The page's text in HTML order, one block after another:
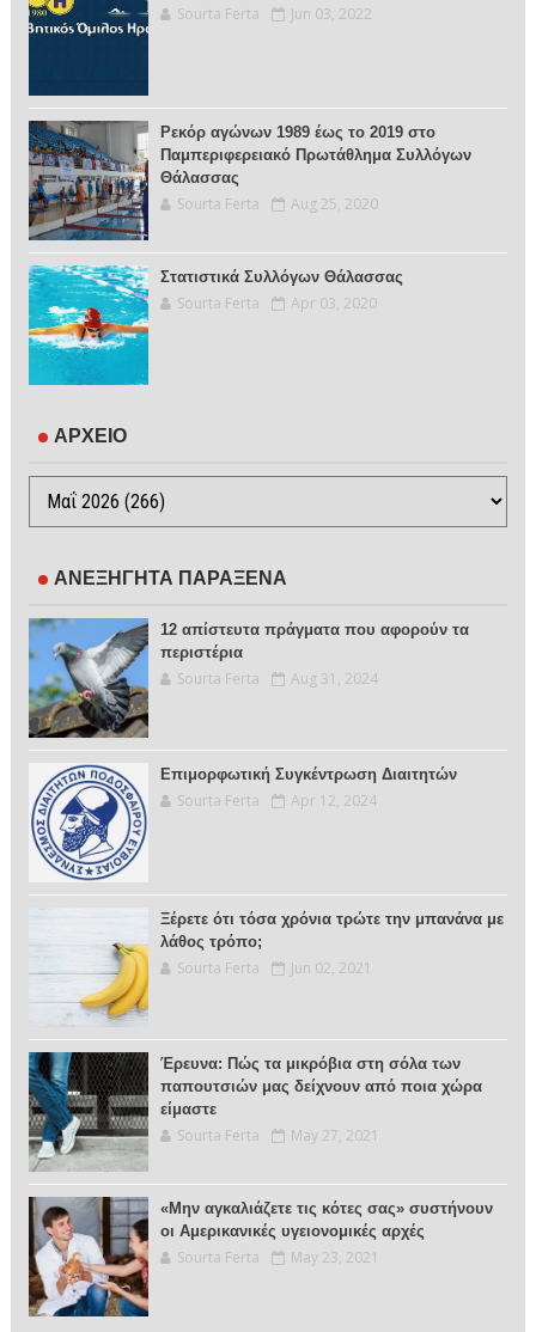
Sourta Ferta Jun 03, 2022
Ρεκόρ αγώνων 1989 έως το 2019 στο
Παμπεριφερειακό Πρωτάθλημα Συλλόγων
Θάλασσας
Sourta Ferta Aug 25, 2020
Στατιστικά Συλλόγων Θάλασσας
Sourta Ferta Apr 03, 2020
ΑΡΧΕΙΟ
ΑΝΕΞΗΓΗΤΑ ΠΑΡΑΞΕΝΑ
12 απίστευτα πράγματα που αφορούν τα
περιστέρια
Sourta Ferta Aug 31, 2024
Επιμορφωτική Συγκέντρωση Διαιτητών
Sourta Ferta Apr 12, 2024
Ξέρετε ότι τόσα χρόνια τρώτε την μπανάνα με
λάθος τρόπο;
Sourta Ferta Jun 02, 2021
Έρευνα: Πώς τα μικρόβια στη σόλα των
παπουτσιών μας δείχνουν από ποια χώρα
είμαστε
Sourta Ferta May 27, 2021
«Μην αγκαλιάζετε τις κότες σας» συστήνουν
οι Αμερικανικές υγειονομικές αρχές
Sourta Ferta May 23, 2021